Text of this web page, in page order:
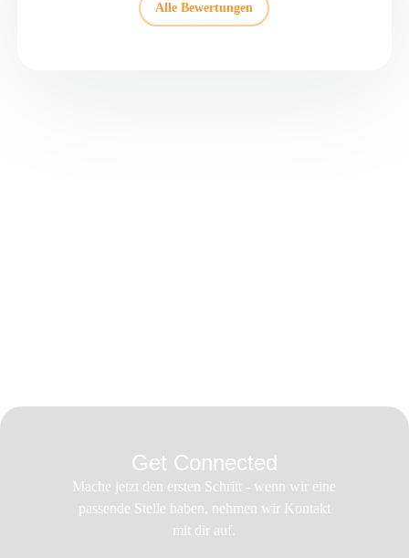
Alle Bewertungen
Get Connected
Mache jetzt den ersten Schritt - wenn wir eine
passende Stelle haben, nehmen wir Kontakt
mit dir auf.